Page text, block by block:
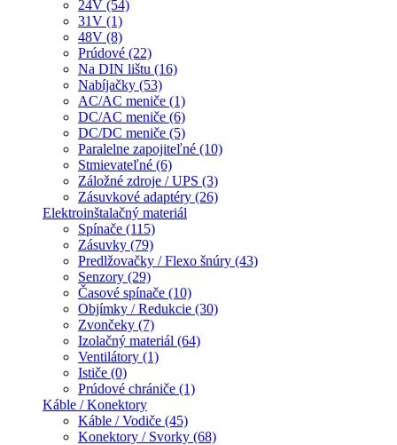
24V (54)
31V (1)
48V (8)
Prúdové (22)
Na DIN lištu (16)
Nabíjačky (53)
AC/AC meniče (1)
DC/AC meniče (6)
DC/DC meniče (5)
Paralelne zapojiteľné (10)
Stmievateľné (6)
Záložné zdroje / UPS (3)
Zásuvkové adaptéry (26)
Elektroinštalačný materiál
Spínače (115)
Zásuvky (79)
Predlžovačky / Flexo šnúry (43)
Senzory (29)
Časové spínače (10)
Objímky / Redukcie (30)
Zvončeky (7)
Izolačný materiál (64)
Ventilátory (1)
Ističe (0)
Prúdové chrániče (1)
Káble / Konektory
Káble / Vodiče (45)
Konektory / Svorky (68)